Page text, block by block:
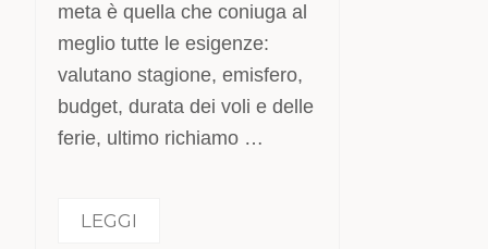
meta è quella che coniuga al
meglio tutte le esigenze:
valutano stagione, emisfero,
budget, durata dei voli e delle
ferie, ultimo richiamo …
LEGGI